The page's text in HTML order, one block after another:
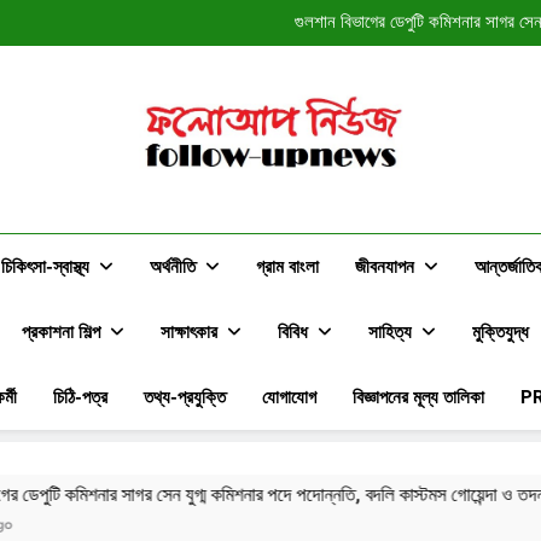
গুলশান বিভাগের ডেপুটি কমিশনার সাগর
মায়ের চিকিৎসার জন্য ভারতে
গুলশান বিভাগের ডেপুটি কমিশনার সাগর
মায়ের চিকিৎসার জন্য ভারতে
ফলোআপ নিউজ
চিকিৎসা-স্বাস্থ্য অর্থনীতি গ্রাম বাংলা জীবনযাপন
প্রকাশনা শিল্প সাক্ষাৎকার বিবিধ সাহিত্য মুক্তিযুদ্ধ
চিঠি-পত্র তথ্য-প্রযুক্তি যোগাযোগ বিজ্ঞাপনের মূল্য তালিকা
যুগ্ম কমিশনার পদে পদোন্নতি, বদলি কাস্টমস গোয়েন্দা ও তদন্ত অধিদপ্তরে